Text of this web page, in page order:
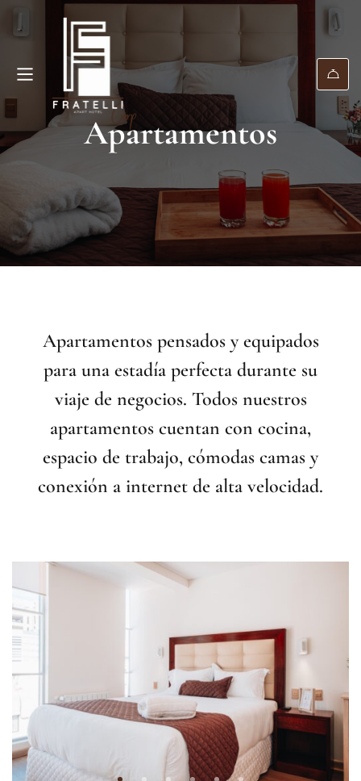
Apartamentos
Apartamentos pensados y equipados
para una estadía perfecta durante su
viaje de negocios. Todos nuestros
apartamentos cuentan con cocina,
espacio de trabajo, cómodas camas y
conexión a internet de alta velocidad.